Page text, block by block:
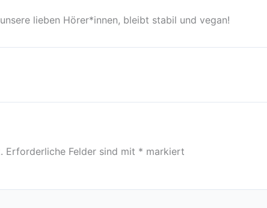
lieben Hörer*innen, bleibt stabil und vegan!
Erforderliche Felder sind mit * markiert